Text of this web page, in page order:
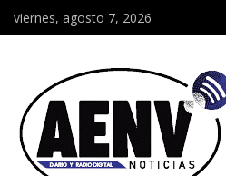
viernes, agosto 7, 2026